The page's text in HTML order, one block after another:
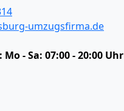
umzugsfirma.de
Mo - Sa: 07:00 - 20:00 Uhr